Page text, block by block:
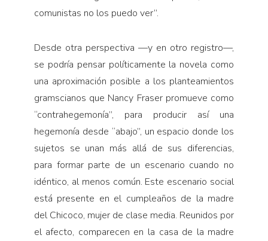
comunistas no los puedo ver”.
Desde otra perspectiva —y en otro registro—,
se podría pensar políticamente la novela como
una aproximación posible a los planteamientos
gramscianos que Nancy Fraser promueve como
“contrahegemonía”, para producir así una
hegemonía desde “abajo”, un espacio donde los
sujetos se unan más allá de sus diferencias,
para formar parte de un escenario cuando no
idéntico, al menos común. Este escenario social
está presente en el cumpleaños de la madre
del Chicoco, mujer de clase media. Reunidos por
el afecto, comparecen en la casa de la madre